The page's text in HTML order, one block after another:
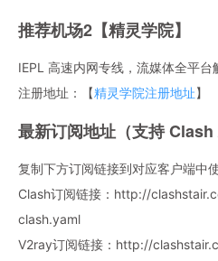
推荐机场2【精灵学院】
IEPL 高速内网专线，流媒体全平
注册地址：【精灵学院注册地址】
最新订阅地址（支持 Clash
复制下方订阅链接到对应客户端中使
Clash订阅链接：http://
clash.yaml
V2ray订阅链接：http://